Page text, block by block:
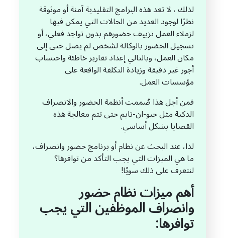
لذلك ، لا تعد هذه البرامج التقليدية آمنة أو موثوقة
نظرًا لوجود العديد من الحالات التي يمكن فيها
لزملاء العمل تزييف حضورهم بدون تواجد فعلي، أو
تسجيل الحضور بالوكالة لشخص لم يصل حتى إلى
مكان العمل، وبالتالي إعداد تقارير خاطئة واحتساب
أجور غير دقيقة وزيادة التكلفة الواقعة على
مؤسسات العمل.
فمن أجل هذا صُممت أنظمة الحضور والانصراف
الذكية مثل جيو-ان-تايم حتى تتم معالجة هذه
القضايا بشكل أساسي.
لذا، عند البحث عن نظام أو برنامج حضور وانصراف،
ما هي الميزات التي يجب التأكد من توافرها؟
لنتعرف على ذلك سويًا!
أهم ميزات نظام حضور
وانصراف الموظفين التي يجب
توافرها: